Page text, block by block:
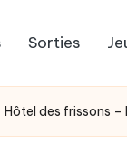
Sorties
Hôtel des frissons –